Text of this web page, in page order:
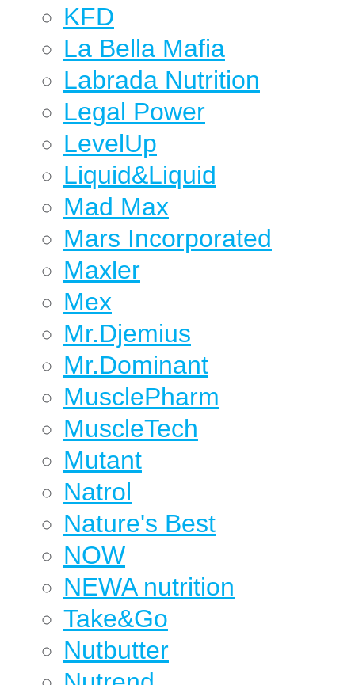
KFD
La Bella Mafia
Labrada Nutrition
Legal Power
LevelUp
Liquid&Liquid
Mad Max
Mars Incorporated
Maxler
Mex
Mr.Djemius
Mr.Dominant
MusclePharm
MuscleTech
Mutant
Natrol
Nature's Best
NOW
NEWA nutrition
Take&Go
Nutbutter